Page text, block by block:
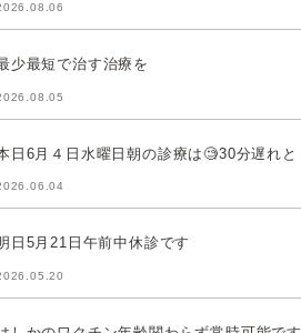
少最短で治す治療を
日6月４日水曜日朝の診療は🧐30分遅れと
日5月21日午前中休診です